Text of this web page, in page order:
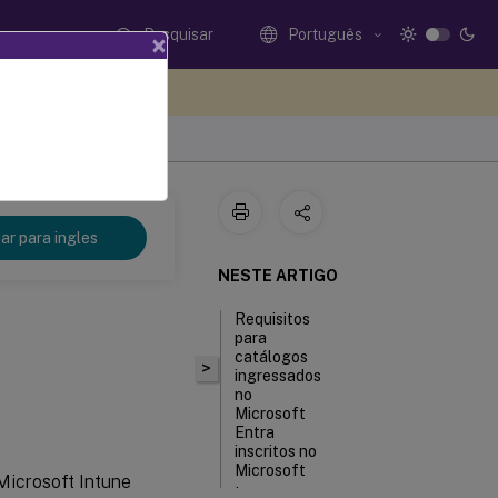
Pesquisar Português
para ingles
Intune
>
NESTE ARTIGO
Requisitos
para
catálogos
ingressados
no
Microsoft
Entra
inscritos no
Microsoft
Intune
×